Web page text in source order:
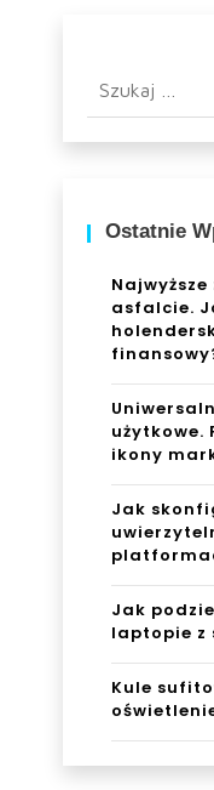
Ostatnie
asfalcie.
użytkowe.
ikony
Jak
Jak
laptopie z
Kule